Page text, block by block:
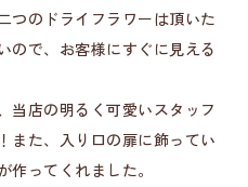
つのドライフラワーは頂いた
ので、お客様にすぐに見える
当店の明るく可愛いスタッフ
また、入り口の扉に飾ってい
ってくれました。